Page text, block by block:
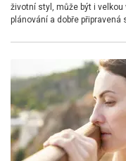
životní styl, může být i
plánování a dobře připravená